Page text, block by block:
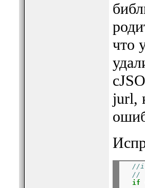
что
jurl,
//
//
if